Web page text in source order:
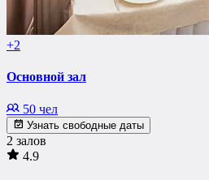
+2
Основной зал
50 чел
Узнать свободные даты
2 залов
4.9